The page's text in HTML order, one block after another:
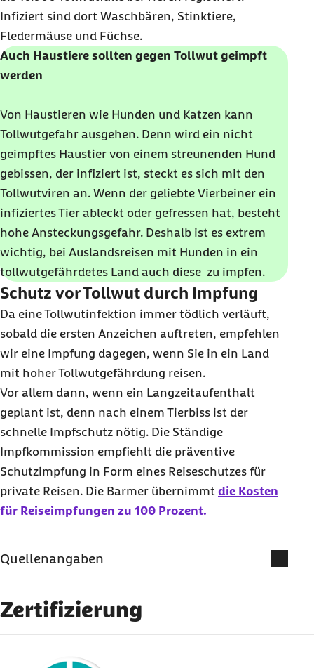
Infiziert sind dort Waschbären, Stinktiere,
Fledermäuse und Füchse.
Auch Haustiere sollten gegen Tollwut geimpft
werden
Von Haustieren wie Hunden und Katzen kann
Tollwutgefahr ausgehen. Denn wird ein nicht
geimpftes Haustier von einem streunenden Hund
gebissen, der infiziert ist, steckt es sich mit den
Tollwutviren an. Wenn der geliebte Vierbeiner ein
infiziertes Tier ableckt oder gefressen hat, besteht
hohe Ansteckungsgefahr. Deshalb ist es extrem
wichtig, bei Auslandsreisen mit Hunden in ein
tollwutgefährdetes Land auch diese zu impfen.
Schutz vor Tollwut durch Impfung
Da eine Tollwutinfektion immer tödlich verläuft,
sobald die ersten Anzeichen auftreten, empfehlen
wir eine Impfung dagegen, wenn Sie in ein Land
mit hoher Tollwutgefährdung reisen.
Vor allem dann, wenn ein Langzeitaufenthalt
geplant ist, denn nach einem Tierbiss ist der
schnelle Impfschutz nötig. Die Ständige
Impfkommission empfiehlt die präventive
Schutzimpfung in Form eines Reiseschutzes für
private Reisen. Die Barmer übernimmt die Kosten
für Reiseimpfungen zu 100 Prozent.
Quellenangaben
Auswärtiges Amt:Merkblatt Tollwut
Zertifizierung